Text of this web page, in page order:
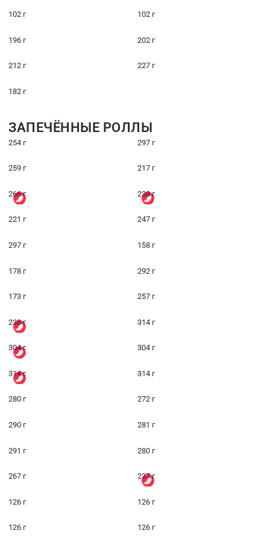
102 г 102 г
196 г 202 г
212 г 227 г
182 г
ЗАПЕЧЁННЫЕ РОЛЛЫ
254 г 297 г
259 г 217 г
266 г 238 г
221 г 247 г
297 г 158 г
178 г 292 г
173 г 257 г
238 г 314 г
304 г 304 г
314 г 314 г
280 г 272 г
290 г 281 г
291 г 280 г
267 г 237 г
126 г 126 г
126 г 126 г